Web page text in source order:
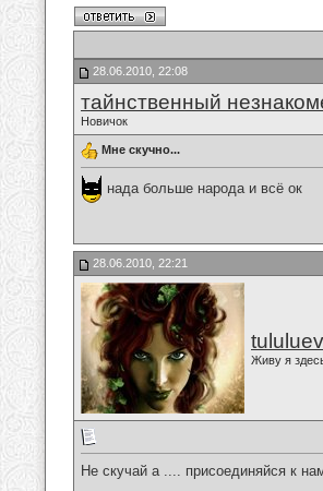
28.06.2010, 22:08
тайнственный
Новичок
Мне скучно...
нада больше народа и всё ок
28.06.2010, 22:21
Живу я
Не скучай а .... присоединяйся к